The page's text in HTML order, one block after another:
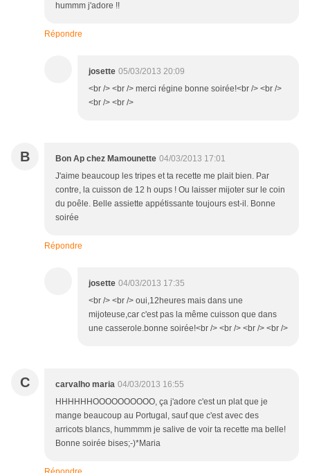
hummm j'adore !!
Répondre
josette 05/03/2013 20:09
<br /> <br /> merci régine bonne soirée!<br /> <br />
<br /> <br />
B Bon Ap chez Mamounette 04/03/2013 17:01
J'aime beaucoup les tripes et ta recette me plait bien. Par
contre, la cuisson de 12 h oups ! Ou laisser mijoter sur le coin
du poêle. Belle assiette appétissante toujours est-il. Bonne
soirée
Répondre
josette 04/03/2013 17:35
<br /> <br /> oui,12heures mais dans une
mijoteuse,car c'est pas la même cuisson que dans
une casserole.bonne soirée!<br /> <br /> <br /> <br />
C carvalho maria 04/03/2013 16:55
HHHHHHOOOOOOOOOO, ça j'adore c'est un plat que je
mange beaucoup au Portugal, sauf que c'est avec des
arricots blancs, hummmm je salive de voir ta recette ma belle!
Bonne soirée bises;-)*Maria